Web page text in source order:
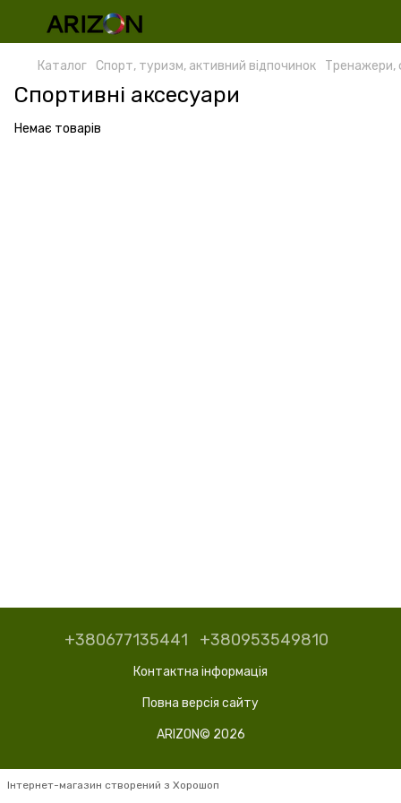
Каталог Спорт, туризм, активний відпочинок Тренажери,
Спортивні аксесуари
Немає товарів
+380677135441 +380953549810
Контактна інформація
Повна версія сайту
ARIZON© 2026
Інтернет-магазин створений з Хорошоп